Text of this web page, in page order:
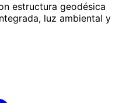
estructura geodésica
luz ambiental y